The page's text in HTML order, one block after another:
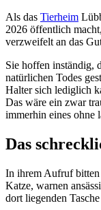
Als das Tierheim
2026 öffentlich
verzweifelt an das
Sie hoffen inständig,
natürlichen Todes
Halter sich lediglich
Das wäre ein zwar
immerhin eines ohne
Das
In ihrem Aufruf
Katze, warnen
dort liegenden